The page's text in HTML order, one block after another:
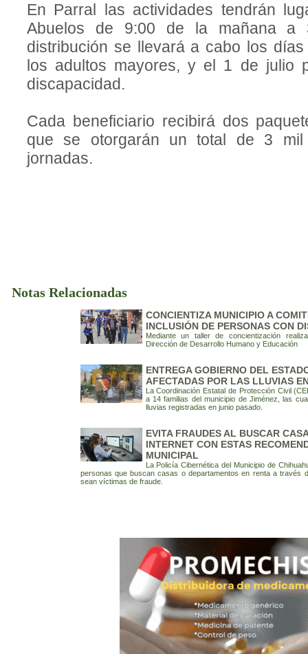
En Parral las actividades tendrán
Abuelos de 9:00 de la mañana
distribución se llevará a cabo los
los adultos mayores, y el 1 de julio
discapacidad.
Cada beneficiario recibirá dos
que se otorgarán un total de 3
jornadas.
Notas Relacionadas
CONCIENTIZA MUNICIPIO A
INCLUSIÓN DE PERSONAS CON
Mediante un taller de concientización
Dirección de Desarrollo Humano y Educación
ENTREGA GOBIERNO DEL
AFECTADAS POR LAS LLUVIAS
La Coordinación Estatal de Protección Civil
a 14 familias del municipio de Jiménez, las
lluvias registradas en junio pasado.
EVITA FRAUDES AL BUSCAR
INTERNET CON ESTAS
MUNICIPAL
La Policía Cibernética del Municipio de
personas que buscan casas o departamentos en renta a través
sean víctimas de fraude.